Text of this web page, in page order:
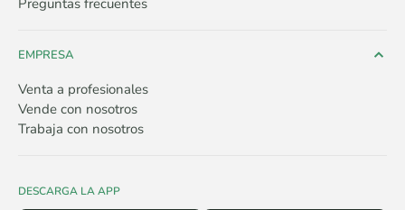
Preguntas frecuentes
EMPRESA
Venta a profesionales
Vende con nosotros
Trabaja con nosotros
DESCARGA LA APP